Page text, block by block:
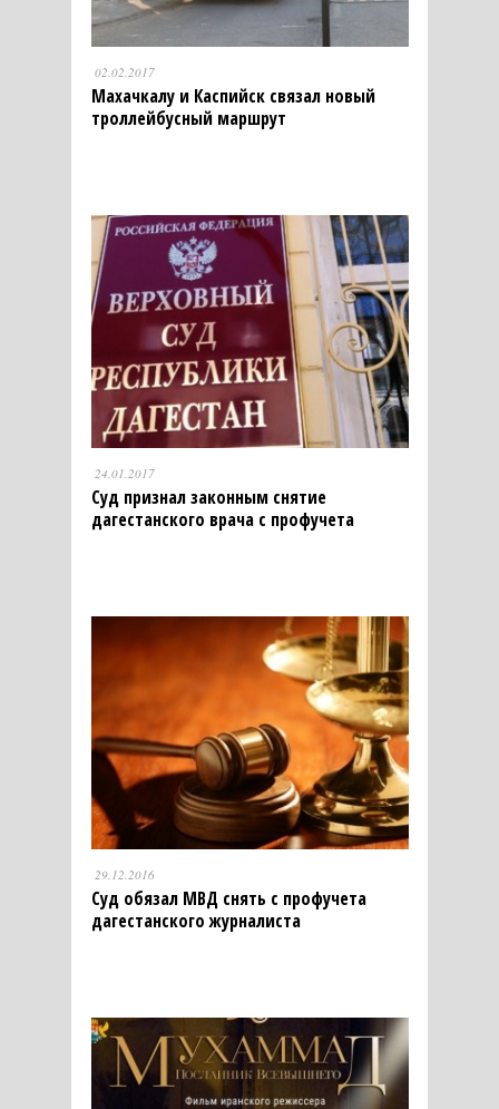
02.02.2017
Махачкалу и Каспийск связал новый
троллейбусный маршрут
24.01.2017
Суд признал законным снятие
дагестанского врача с профучета
29.12.2016
Суд обязал МВД снять с профучета
дагестанского журналиста